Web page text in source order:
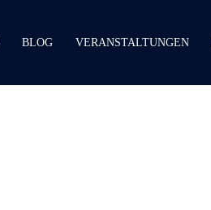
BLOG VERANSTALTUNGEN